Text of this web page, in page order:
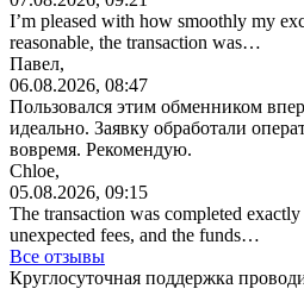
I’m pleased with how smoothly my
reasonable, the transaction was…
Павел,
06.08.2026, 08:47
Пользовался этим обменником
идеально. Заявку обработали
вовремя. Рекомендую.
Chloe,
05.08.2026, 09:15
The transaction was completed
unexpected fees, and the funds…
Все отзывы
Круглосуточная поддержка